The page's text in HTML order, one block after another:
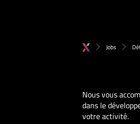
Jobs
Nous vous
dans le
votre activité.